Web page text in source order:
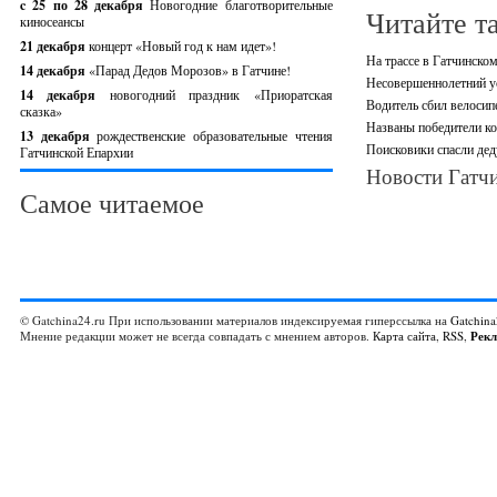
c 25 по 28 декабряНовогодние благотворительные
киносеансы
21 декабря концерт «Новый год к нам идет»!
14 декабря «Парад Дедов Морозов» в Гатчине!
14 декабря новогодний праздник «Приоратская
сказка»
13 декабрярождественские образовательные чтения
Гатчинской Епархии
Самое читаемое
Читайте
На трассе в
Несовершеннолетний
Водитель сбил
Названы победители
Поисковики спасли
Новости
© Gatchina24.ru При использовании материалов индексируемая гиперссылка на
Мнение редакции может не всегда совпадать с мнением авторов. Карта сайта, RSS,